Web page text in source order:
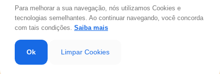
Eliane Perim Turini © 2026 - Todos os direitos
reservados.Políticas de Privacidade
Para melhorar a sua navegação, nós utilizamos Cookies e
tecnologias semelhantes. Ao continuar navegando, você concorda
com tais condições. Saiba mais
Ok Limpar Cookies